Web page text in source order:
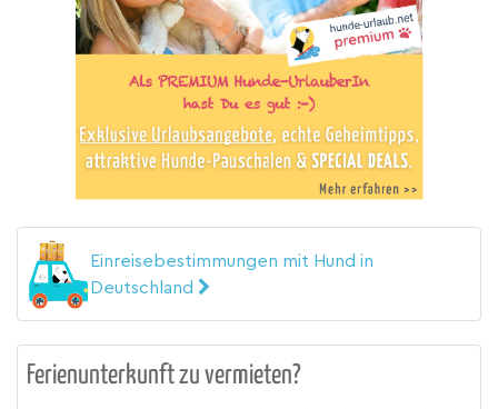
Einreisebestimmungen mit Hund in
Deutschland
Ferienunterkunft zu vermieten?